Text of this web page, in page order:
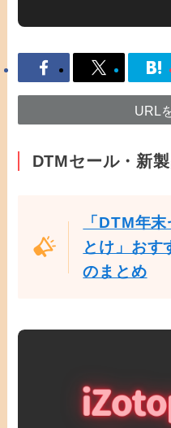
URL
DTMセール・新
「DTM年
とけ」おす
のまとめ